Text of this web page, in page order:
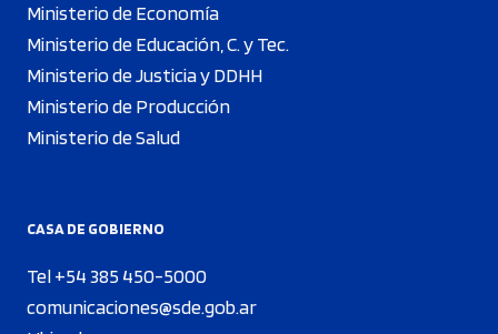
Ministerio de Economía
Ministerio de Educación, C. y Tec.
Ministerio de Justicia y DDHH
Ministerio de Producción
Ministerio de Salud
CASA DE GOBIERNO
Tel +54 385 450-5000
comunicaciones@sde.gob.ar